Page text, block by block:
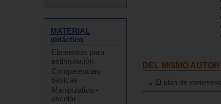
MATERIAL
didáctico
Elementos para
estimulación
Competencias
básicas
Manipulativo -
escolar
DEL MISMO AUTOR
El plan de